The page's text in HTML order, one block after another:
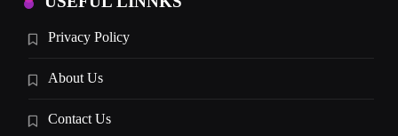
Privacy Policy
About Us
Contact Us